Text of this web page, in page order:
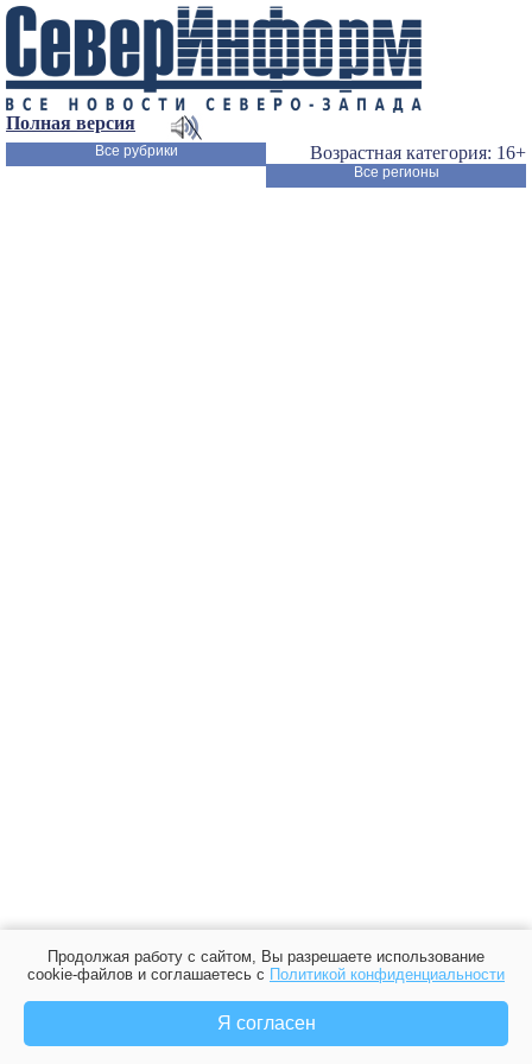
Полная версия
Возрастная категория: 16+
Все рубрики
Все регионы
Продолжая работу с сайтом, Вы разрешаете использование
cookie-файлов и соглашаетесь с Политикой конфиденциальности
Я согласен